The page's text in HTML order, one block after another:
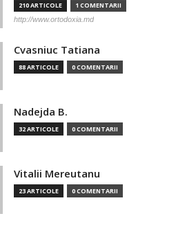
210 ARTICOLE 1 COMENTARII
http://www.ortodoxia.md
Cvasniuc Tatiana
88 ARTICOLE 0 COMENTARII
Nadejda B.
32 ARTICOLE 0 COMENTARII
Vitalii Mereutanu
23 ARTICOLE 0 COMENTARII